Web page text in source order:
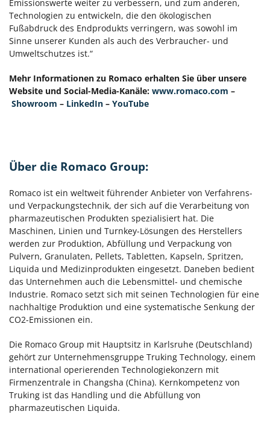
Emissionswerte weiter zu verbessern, und zum anderen,
Technologien zu entwickeln, die den ökologischen
Fußabdruck des Endprodukts verringern, was sowohl im
Sinne unserer Kunden als auch des Verbraucher- und
Umweltschutzes ist.“
Mehr Informationen zu Romaco erhalten Sie über unsere
Website und Social-Media-Kanäle: www.romaco.com –
Showroom – LinkedIn – YouTube
Über die Romaco Group:
Romaco ist ein weltweit führender Anbieter von Verfahrens-
und Verpackungstechnik, der sich auf die Verarbeitung von
pharmazeutischen Produkten spezialisiert hat. Die
Maschinen, Linien und Turnkey-Lösungen des Herstellers
werden zur Produktion, Abfüllung und Verpackung von
Pulvern, Granulaten, Pellets, Tabletten, Kapseln, Spritzen,
Liquida und Medizinprodukten eingesetzt. Daneben bedient
das Unternehmen auch die Lebensmittel- und chemische
Industrie. Romaco setzt sich mit seinen Technologien für eine
nachhaltige Produktion und eine systematische Senkung der
CO2-Emissionen ein.
Die Romaco Group mit Hauptsitz in Karlsruhe (Deutschland)
gehört zur Unternehmensgruppe Truking Technology, einem
international operierenden Technologiekonzern mit
Firmenzentrale in Changsha (China). Kernkompetenz von
Truking ist das Handling und die Abfüllung von
pharmazeutischen Liquida.